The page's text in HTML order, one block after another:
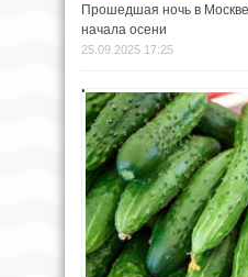
Прошедшая ночь в
начала осени
25.09.2025 17:25